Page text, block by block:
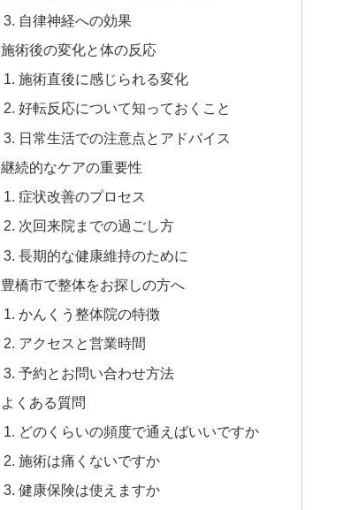
自律神経への効果
施術後の変化と体の反応
施術直後に感じられる変化
好転反応について知っておくこと
日常生活での注意点とアドバイス
継続的なケアの重要性
症状改善のプロセス
次回来院までの過ごし方
長期的な健康維持のために
豊橋市で整体をお探しの方へ
かんくう整体院の特徴
アクセスと営業時間
予約とお問い合わせ方法
よくある質問
どのくらいの頻度で通えばいいですか
施術は痛くないですか
健康保険は使えますか